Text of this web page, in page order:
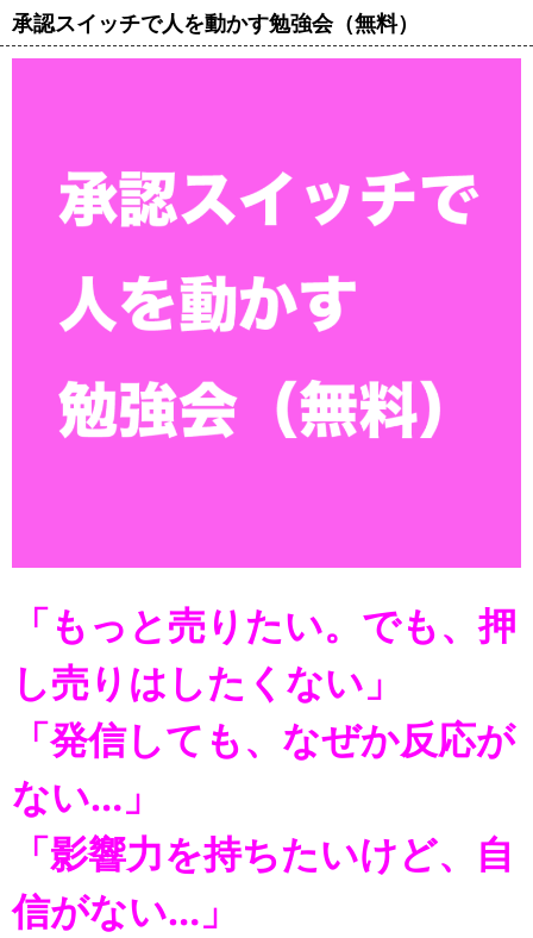
承認スイッチで人を動かす勉強会（無料）
「もっと売りたい。でも、押
し売りはしたくない」
「発信しても、なぜか反応が
ない…」
「影響力を持ちたいけど、自
信がない…」